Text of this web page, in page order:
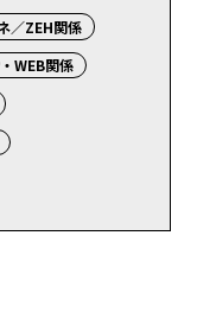
／ZEH関係
WEB関係